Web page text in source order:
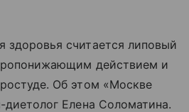
считается липовый
действием и
Об этом «Москве
диетолог Елена Соломатина.